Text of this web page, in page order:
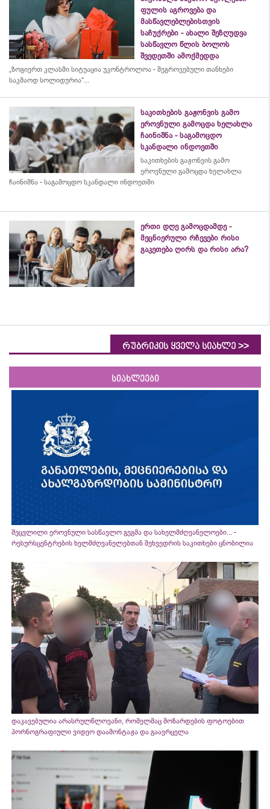
ფულის აგროვება და
მასწავლებლებისთვის
საჩუქრები - ახალი შეზღუდვა
სასწავლო წლის ბოლოს
შვედეთში ამოქმედდა
„ზოგიერთ კლასში სიტუაცია უკონტროლოა - შეგროვებული თანხები
საკმაოდ სოლიდურია“...
საკითხების გაჟონვის გამო
ეროვნული გამოცდა ხელახლა
ჩაინიშნა - საგამოცდო
სკანდალი ინდოეთში
საკითხების გაჟონვის გამო
ეროვნული გამოცდა ხელახლა
ჩაინიშნა - საგამოცდო სკანდალი ინდოეთში
ერთი დღე გამოცდამდე -
მეცნიერული რჩევები რისი
გაკეთება ღირს და რისი არა?
რუბრიკის ყველა სიახლე >>
სიახლეები
შეცვლილი ეროვნული სასწავლო გეგმა და სახელმძღვანელოები... -
რესურსცენტრების ხელმძღვანელებთან შეხვედრის საკითხები ცნობილია
დაკავებულია არასრულწლოვანი, რომელმაც მოზარდების ფოტოებით
პორნოგრაფიული ვიდეო დაამონტაჟა და გაავრცელა